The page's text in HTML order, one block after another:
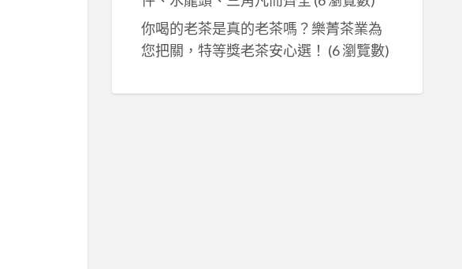
你喝的老茶是真的老茶嗎？樂菁茶業為
您把關，特等獎老茶安心選！ (6 瀏覽數)